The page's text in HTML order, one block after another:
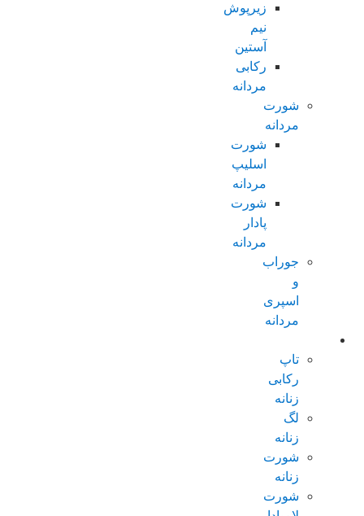
زیرپوش
نیم
آستین
رکابی
مردانه
شورت
مردانه
شورت
اسلیپ
مردانه
شورت
پادار
مردانه
جوراب
و
اسپری
مردانه
تاپ
رکابی
زنانه
لگ
زنانه
شورت
زنانه
شورت